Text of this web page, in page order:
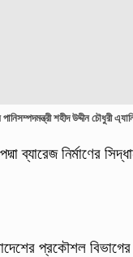
শহীদ উদ্দীন চৌধুরী
ব্যারেজ নির্মাণের
প্রকৌশল